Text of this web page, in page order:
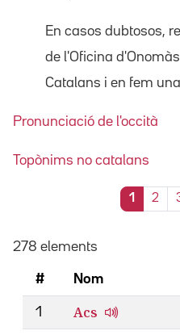
En casos dubtosos,
de l'Oficina
Catalans i en fem
Pronunciació de l'occità
Topònims no catalans
1 2
278 elements
# Nom
1 Acs